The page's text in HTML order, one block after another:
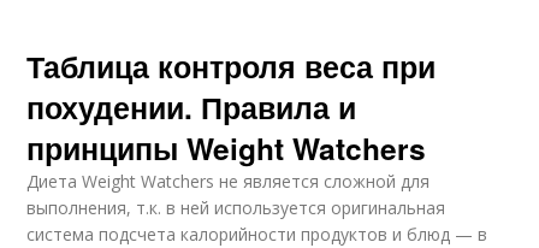
Таблица контроля веса при
похудении. Правила и
принципы Weight Watchers
Диета Weight Watchers не является сложной для
выполнения, т.к. в ней используется оригинальная
система подсчета калорийности продуктов и блюд — в